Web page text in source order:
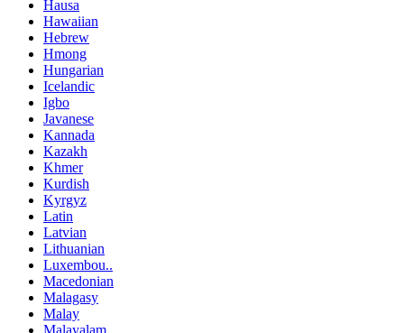
Hausa
Hawaiian
Hebrew
Hmong
Hungarian
Icelandic
Igbo
Javanese
Kannada
Kazakh
Khmer
Kurdish
Kyrgyz
Latin
Latvian
Lithuanian
Luxembou..
Macedonian
Malagasy
Malay
Malayalam